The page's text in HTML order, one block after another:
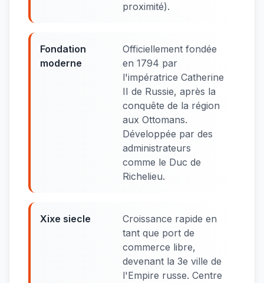
proximité).
Fondation
moderne
Officiellement fondée
en 1794 par
l'impératrice Catherine
II de Russie, après la
conquête de la région
aux Ottomans.
Développée par des
administrateurs
comme le Duc de
Richelieu.
Xixe siecle
Croissance rapide en
tant que port de
commerce libre,
devenant la 3e ville de
l'Empire russe. Centre